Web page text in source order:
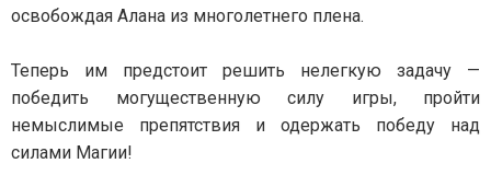
освобождая Алана из многолетнего плена.
Теперь им предстоит решить нелегкую задачу —
победить могущественную силу игры, пройти
немыслимые препятствия и одержать победу над
силами Магии!